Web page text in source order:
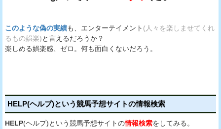
このような偽の実績も、エンターテイメント (人々を楽しませてくれ
るもの娯楽)と言えるだろうか？
楽しめる娯楽感、ゼロ。何も面白くないだろう。
HELP(ヘルプ)という競馬予想サイトの情報検索
HELP(ヘルプ)という競馬予想サイトの情報検索をしてみる。